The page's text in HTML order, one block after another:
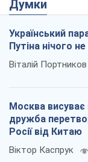
Думки
Український
Путіна нічого
Віталій Портников
Москва висуває
дружба
Росії від Китаю
Віктор Каспрук